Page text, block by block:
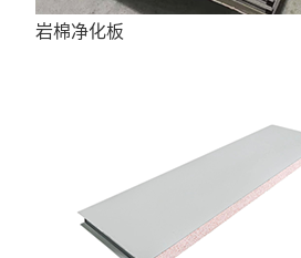
岩棉净化板